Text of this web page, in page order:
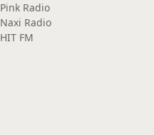
Pink Radio
Naxi Radio
HIT FM